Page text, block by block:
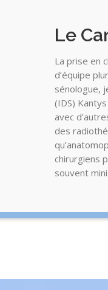
Le
La prise en
d’équipe
sénologue,
(IDS)
avec
des
chirurgiens
souvent